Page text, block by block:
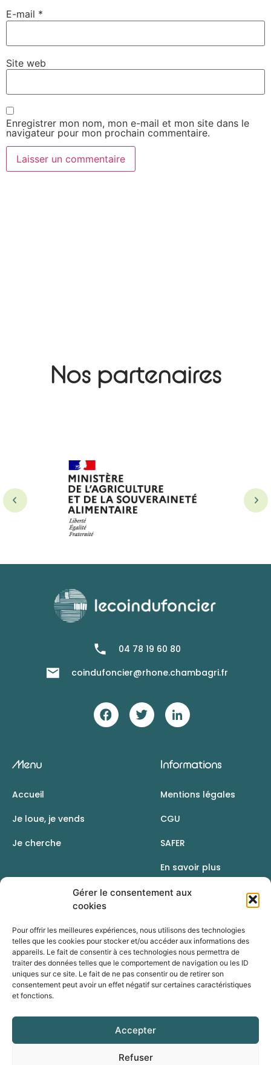
Gérer le consentement aux
cookies
Pour offrir les meilleures expériences, nous utilisons des technologies
telles que les cookies pour stocker et/ou accéder aux informations des
appareils. Le fait de consentir à ces technologies nous permettra de
traiter des données telles que le comportement de navigation ou les ID
uniques sur ce site. Le fait de ne pas consentir ou de retirer son
consentement peut avoir un effet négatif sur certaines caractéristiques
et fonctions.
Accepter
Refuser
E-mail *
Site web
Enregistrer mon nom, mon e-mail et mon site dans le
navigateur pour mon prochain commentaire.
Nos partenaires
04 78 19 60 80
coindufoncier@rhone.chambagri.fr
Menu
Accueil
Je loue, je vends
Je cherche
Informations
Mentions légales
CGU
SAFER
En savoir plus
Contact
Une initiative de la Chambre d’agriculture du Rhône